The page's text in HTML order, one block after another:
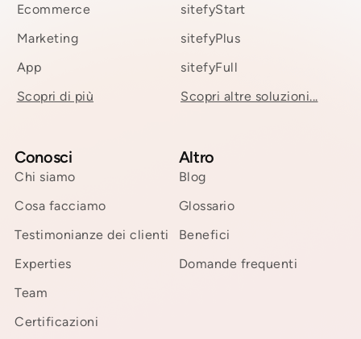
Ecommerce
Marketing
App
Scopri di più
sitefyStart
sitefyPlus
sitefyFull
Scopri altre soluzioni...
Conosci
Chi siamo
Cosa facciamo
Testimonianze dei clienti
Experties
Team
Certificazioni
Altro
Blog
Glossario
Benefici
Domande frequenti